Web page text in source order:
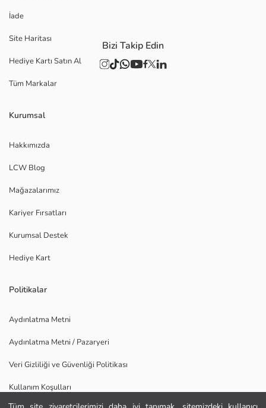
İade
Site Haritası
Hediye Kartı Satın Al
Tüm Markalar
Kurumsal
Hakkımızda
LCW Blog
Mağazalarımız
Kariyer Fırsatları
Kurumsal Destek
Hediye Kart
Politikalar
Aydınlatma Metni
Aydınlatma Metni / Pazaryeri
Veri Gizliliği ve Güvenliği Politikası
Kullanım Koşulları
Bizi Takip Edin